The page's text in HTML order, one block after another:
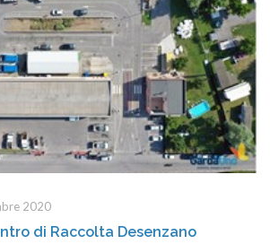
2020
di Raccolta Desenzano